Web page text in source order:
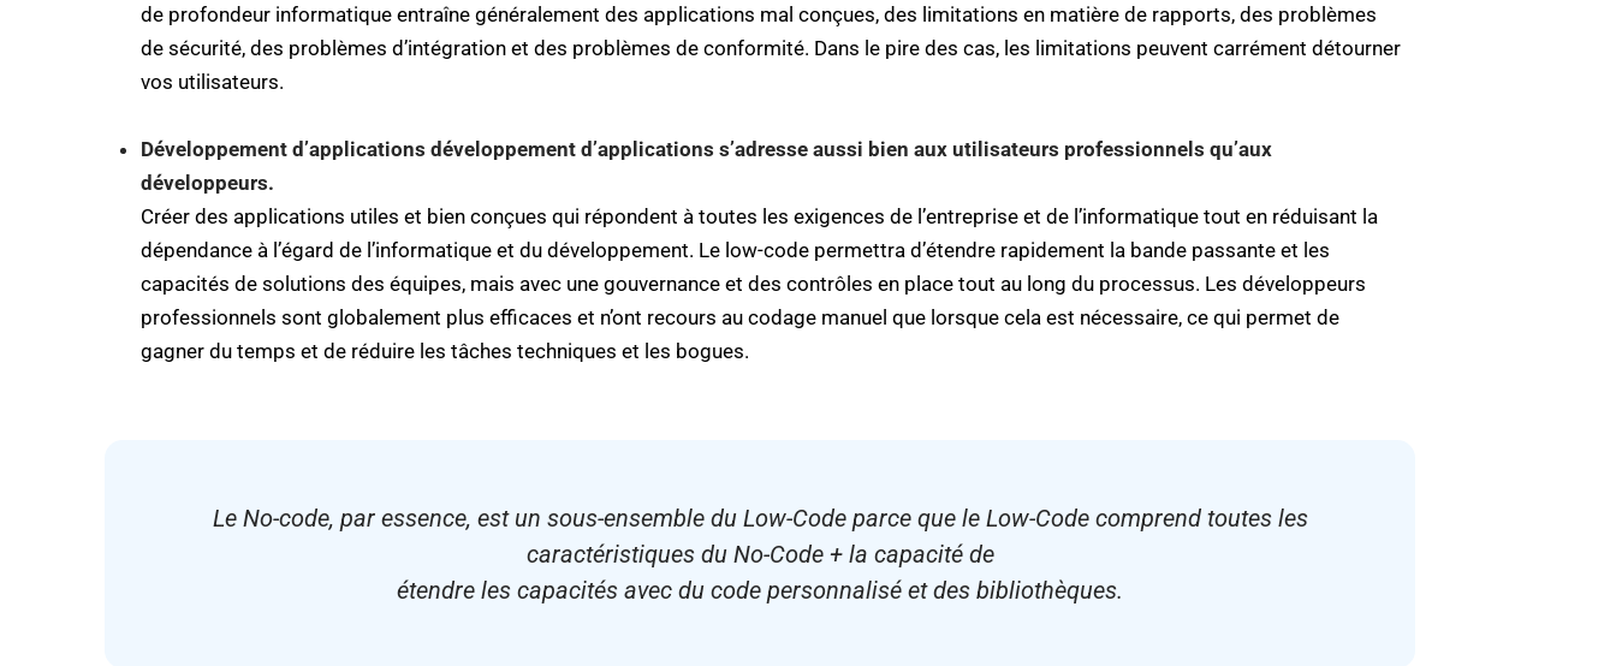
de profondeur informatique entraîne généralement des applications mal conçues, des limitations en matière de rapports, des problèmes
de sécurité, des problèmes d’intégration et des problèmes de conformité. Dans le pire des cas, les limitations peuvent carrément détourner
vos utilisateurs.
Développement d’applications développement d’applications s’adresse aussi bien aux utilisateurs professionnels qu’aux
développeurs.
Créer des applications utiles et bien conçues qui répondent à toutes les exigences de l’entreprise et de l’informatique tout en réduisant la
dépendance à l’égard de l’informatique et du développement. Le low-code permettra d’étendre rapidement la bande passante et les
capacités de solutions des équipes, mais avec une gouvernance et des contrôles en place tout au long du processus. Les développeurs
professionnels sont globalement plus efficaces et n’ont recours au codage manuel que lorsque cela est nécessaire, ce qui permet de
gagner du temps et de réduire les tâches techniques et les bogues.
Le No-code, par essence, est un sous-ensemble du Low-Code parce que le Low-Code comprend toutes les
caractéristiques du No-Code + la capacité de
étendre les capacités avec du code personnalisé et des bibliothèques.